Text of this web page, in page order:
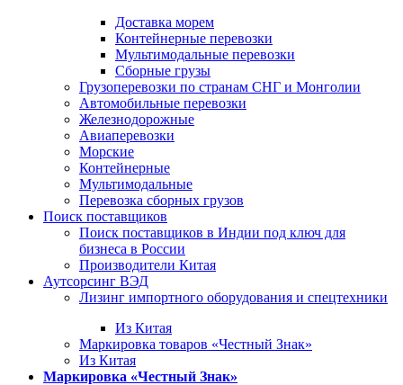
Доставка морем
Контейнерные перевозки
Мультимодальные перевозки
Сборные грузы
Грузоперевозки по странам СНГ и Монголии
Автомобильные перевозки
Железнодорожные
Авиаперевозки
Морские
Контейнерные
Мультимодальные
Перевозка сборных грузов
Поиск поставщиков
Поиск поставщиков в Индии под ключ для
бизнеса в России
Производители Китая
Аутсорсинг ВЭД
Лизинг импортного оборудования и спецтехники
Из Китая
Маркировка товаров «Честный Знак»
Из Китая
Маркировка «Честный Знак»